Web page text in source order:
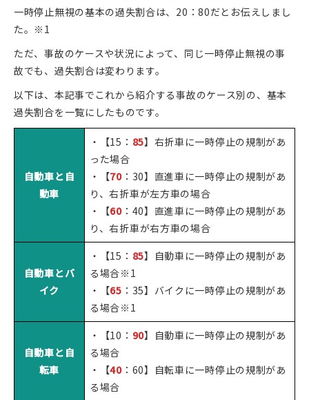
一時停止無視の基本の過失割合は、20：80だとお伝えしまし
た。※1
ただ、事故のケースや状況によって、同じ一時停止無視の事
故でも、過失割合は変わります。
以下は、本記事でこれから紹介する事故のケース別の、基本
過失割合を一覧にしたものです。
自動車と自
動車
・【15： 85】右折車に一時停止の規制があ
った場合
・【70：30】直進車に一時停止の規制があ
り、右折車が左方車の場合
・【60：40】直進車に一時停止の規制があ
り、右折車が右方車の場合
自動車とバ
イク
・【15： 85】自動車に一時停止の規制があ
る場合※1
・【65 ：35】バイクに一時停止の規制があ
る場合※1
自動車と自
転車
・【10： 90】自動車に一時停止の規制があ
る場合
・【40：60】自転車に一時停止の規制があ
る場合